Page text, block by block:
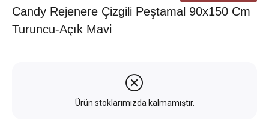
Candy Rejenere Çizgili Peştamal 90x150 Cm
Turuncu-Açık Mavi
Ürün stoklarımızda kalmamıştır.